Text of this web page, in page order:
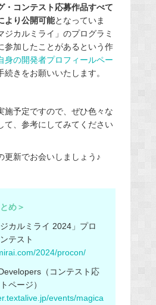
・コンテスト応募作品すべて
より公開可能となっていま
ジカルミライ」のプログラミ
参加したことがあるという作
身の開発者プロフィールペー
続きをお願いいたします。
施予定ですので、ぜひ色々な
て、参考にしてみてください
更新でお会いしましょう♪
め＞
カルミライ 2024」プロ
テスト
2024/procon/
（コンテスト応
ページ）
events/magica